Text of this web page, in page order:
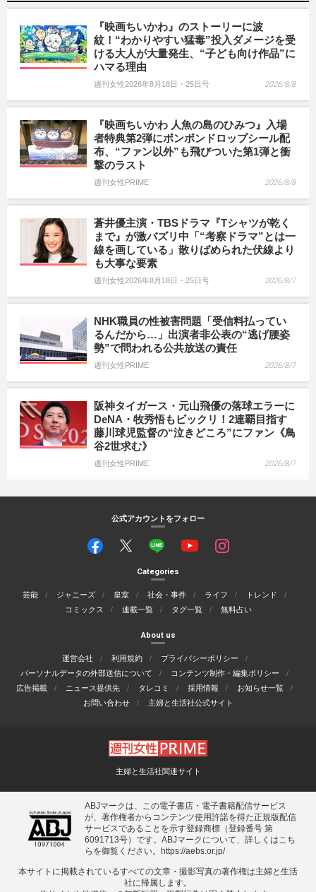
『映画ちいかわ』のストーリーに波
紋！“わかりやすい猛毒”投入ダメージを受
ける大人が大量発生、“子ども向け作品”に
ハマる理由
週刊女性2026年8月18日・25日号 2026/8/8
『映画ちいかわ 人魚の島のひみつ』入場
者特典第2弾にボンボンドロップシール配
布、“ファン以外”も飛びついた第1弾と衝
撃のラスト
週刊女性PRIME 2026/8/8
蒼井優主演・TBSドラマ『Tシャツが乾く
まで』が激バズリ中「“考察ドラマ”とは一
線を画している」散りばめられた伏線より
も大事な要素
週刊女性2026年8月18日・25日号 2026/8/7
NHK職員の性被害問題「受信料払ってい
るんだから…」出演者非公表の“逃げ腰姿
勢”で問われる公共放送の責任
週刊女性PRIME 2026/8/7
阪神タイガース・元山飛優の落球エラーに
DeNA・牧秀悟もビックリ！2連覇目指す
藤川球児監督の“泣きどころ”にファン《鳥
谷2世求む》
週刊女性PRIME 2026/8/7
公式アカウントをフォロー
Categories
芸能 ジャニーズ 皇室 社会・事件 ライフ
トレンド
コミックス
連載一覧 タグ一覧 無料占い
About us
運営会社 利用規約
プライバシーポリシー
パーソナルデータの外部送信について
コンテンツ制作・編集ポリシー
広告掲載
ニュース提供先 タレコミ 採用情報
お知らせ一覧
お問い合わせ
主婦と生活社公式サイト
主婦と生活社関連サイト
ABJマークは、この電子書店・電子書籍配信サービス
が、著作権者からコンテンツ使用許諾を得た正規版配信
サービスであることを示す登録商標（登録番号 第
6091713号）です。ABJマークについて、詳しくはこち
らを御覧ください。
https://aebs.or.jp/
本サイトに掲載されているすべての⽂章・撮影写真の著作権は主婦と⽣活
社に帰属します。